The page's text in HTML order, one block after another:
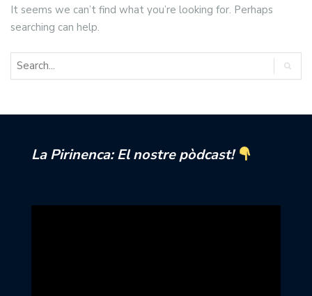
It seems we can’t find what you’re looking for. Perhaps
searching can help.
La Pirinenca: El nostre pòdcast!